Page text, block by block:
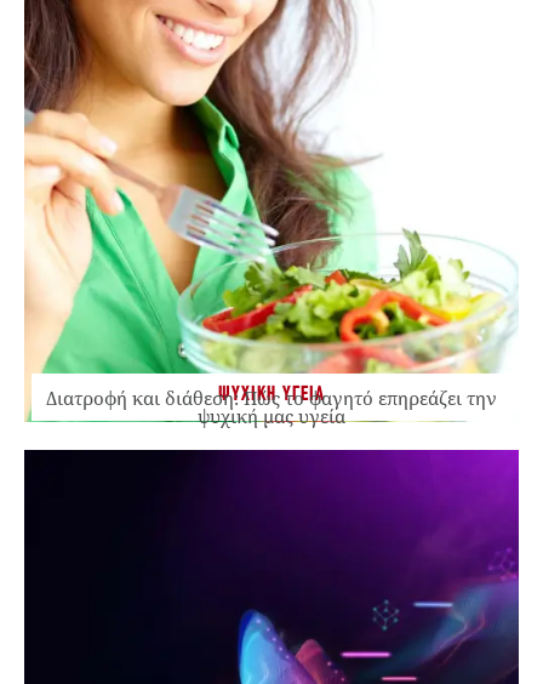
ΨΥΧΙΚΗ ΥΓΕΙΑ
Διατροφή και διάθεση: Πώς το φαγητό επηρεάζει την
ψυχική μας υγεία